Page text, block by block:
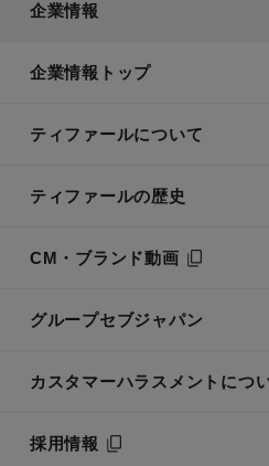
企業情報
企業情報トップ
ティファールについて
ティファールの歴史
CM・ブランド動画
グループセブジャパン
カスタマーハラスメントにつ
採用情報